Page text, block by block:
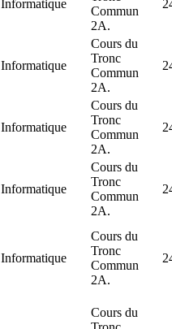
Informatique
Commun
2A.
Informatique
Cours du
Tronc
Commun
2A.
Informatique
Cours du
Tronc
Commun
2A.
Informatique
Cours du
Tronc
Commun
2A.
Informatique
Cours du
Tronc
Commun
2A.
Cours du